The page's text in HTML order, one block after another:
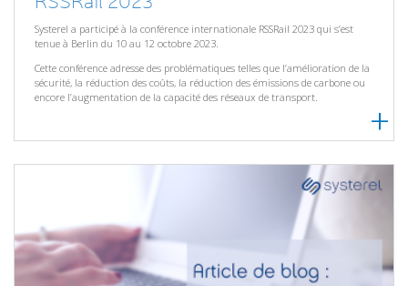
Systerel a participé à la conférence internationale RSSRail 2023 qui s’est
tenue à Berlin du 10 au 12 octobre 2023.
Cette conférence adresse des problématiques telles que l’amélioration de la
sécurité, la réduction des coûts, la réduction des émissions de carbone ou
encore l’augmentation de la capacité des réseaux de transport.